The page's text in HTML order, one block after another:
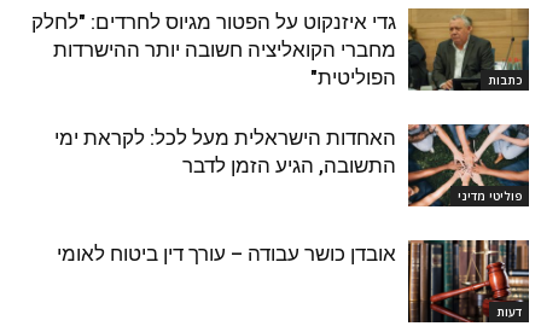
כתבות
גדי איזנקוט על הפטור מגיוס לחרדים: "לחלק
מחברי הקואליציה חשובה יותר ההישרדות
הפוליטית"
פוליטי מדיני
האחדות הישראלית מעל לכל: לקראת ימי
התשובה, הגיע הזמן לדבר
דעות
אובדן כושר עבודה – עורך דין ביטוח לאומי